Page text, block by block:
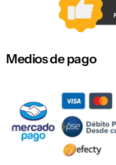
Medios de pago